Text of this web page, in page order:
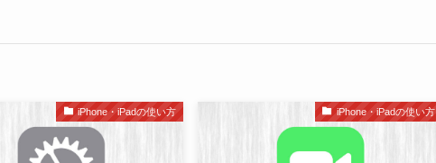
iPhone・iPadの使い方 iPhone・iPadの使い方